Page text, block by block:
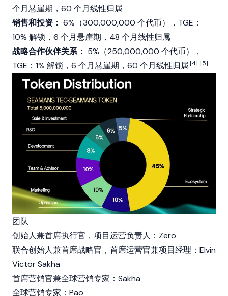
个月悬崖期，60 个月线性归属
销售和投资： 6%（300,000,000 个代币），TGE：
10% 解锁，6 个月悬崖期，48 个月线性归属
战略合作伙伴关系： 5%（250,000,000 个代币），
TGE：1% 解锁，6 个月悬崖期，60 个月线性归属[4] [5]
团队
创始人兼首席执行官，项目运营负责人：Zero
联合创始人兼首席战略官，首席运营官兼项目经理：Elvin
Victor Sakha
首席营销官兼全球营销专家：Sakha
全球营销专家：Pao